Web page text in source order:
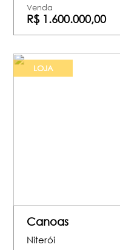
Venda
R$ 1.600.000,00
LOJA
Canoas
Niterói